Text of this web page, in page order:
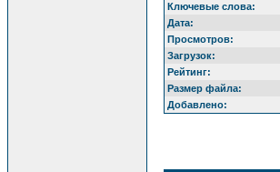
Ключевые слова:
Дата:
Просмотров:
Загрузок:
Рейтинг:
Размер файла:
Добавлено: